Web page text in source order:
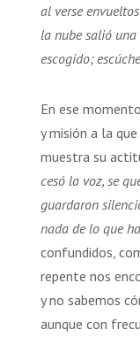
al verse
la nube salió una
escogido;
En ese
y misión a la
muestra su
cesó la voz, se
guardaron
nada de lo que
confundidos,
repente nos
y no sabemos
aunque con